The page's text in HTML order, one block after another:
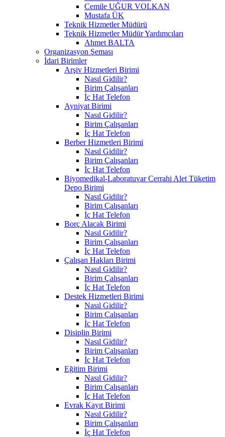
Cemile UĞUR VOLKAN
Mustafa ÜK
Teknik Hizmetler Müdürü
Teknik Hizmetler Müdür Yardımcıları
Ahmet BALTA
Organizasyon Şeması
İdari Birimler
Arşiv Hizmetleri Birimi
Nasıl Gidilir?
Birim Çalışanları
İç Hat Telefon
Ayniyat Birimi
Nasıl Gidilir?
Birim Çalışanları
İç Hat Telefon
Berber Hizmetleri Birimi
Nasıl Gidilir?
Birim Çalışanları
İç Hat Telefon
Biyomedikal-Laboratuvar Cerrahi Alet Tüketim
Depo Birimi
Nasıl Gidilir?
Birim Çalışanları
İç Hat Telefon
Borç Alacak Birimi
Nasıl Gidilir?
Birim Çalışanları
İç Hat Telefon
Çalışan Hakları Birimi
Nasıl Gidilir?
Birim Çalışanları
İç Hat Telefon
Destek Hizmetleri Birimi
Nasıl Gidilir?
Birim Çalışanları
İç Hat Telefon
Disiplin Birimi
Nasıl Gidilir?
Birim Çalışanları
İç Hat Telefon
Eğitim Birimi
Nasıl Gidilir?
Birim Çalışanları
İç Hat Telefon
Evrak Kayıt Birimi
Nasıl Gidilir?
Birim Çalışanları
İç Hat Telefon